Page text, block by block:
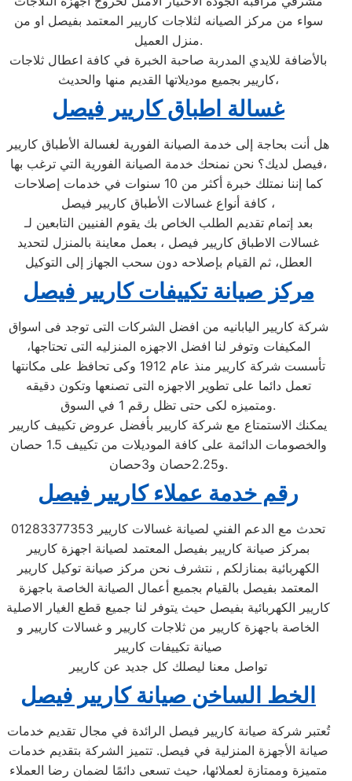
سواء من مركز الصيانه لثلاجات كاريير المعتمد بفيصل او من
منزل العميل.
بالأضافة للايدي المدربة صاحبة الخبرة في كافة اعطال ثلاجات
كاريير بجميع موديلاتها القديم منها والحديث،
غسالة اطباق كاريير فيصل
هل أنت بحاجة إلى خدمة الصيانة الفورية لغسالة الأطباق كاريير
فيصل لديك؟ نحن نمنحك خدمة الصيانة الفورية التي ترغب بها،
كما إننا نمتلك خبرة أكثر من 10 سنوات في خدمات إصلاحات
كافة أنواع غسالات الأطباق كاريير فيصل ،
بعد إتمام تقديم الطلب الخاص بك يقوم الفنيين التابعين لـ
غسالات الاطباق كاريير فيصل ، بعمل معاينة بالمنزل لتحديد
العطل، ثم القيام بإصلاحه دون سحب الجهاز إلى التوكيل
مركز صيانة تكييفات كاريير فيصل
شركة كاريير اليابانيه من افضل الشركات التى توجد فى اسواق
المكيفات وتوفر لنا افضل الاجهزه المنزليه التى تحتاجها،
تأسست شركة كاريير منذ عام 1912 وكى تحافظ على مكانتها
تعمل دائما على تطوير الاجهزه التى تصنعها وتكون دقيقه
ومتميزه لكى حتى تظل رقم 1 في السوق.
يمكنك الاستمتاع مع شركة كاريير بأفضل عروض تكييف كاريير
والخصومات الدائمة على كافة الموديلات من تكييف 1.5 حصان
و2.25حصان و3حصان.
رقم خدمة عملاء كاريير فيصل
تحدث مع الدعم الفني لصيانة غسالات كاريير 01283377353
بمركز صيانة كاريير بفيصل المعتمد لصيانة اجهزة كاريير
الكهربائية بمنازلكم , نتشرف نحن مركز صيانة توكيل كاريير
المعتمد بفيصل بالقيام بجميع أعمال الصيانة الخاصة باجهزة
كاريير الكهربائية بفيصل حيث يتوفر لنا جميع قطع الغيار الاصلية
الخاصة باجهزة كاريير من ثلاجات كاريير و غسالات كاريير و
صيانة تكييفات كاريير
تواصل معنا ليصلك كل جديد عن كاريير
الخط الساخن صيانة كاريير فيصل
تُعتبر شركة صيانة كاريير فيصل الرائدة في مجال تقديم خدمات
صيانة الأجهزة المنزلية في فيصل. تتميز الشركة بتقديم خدمات
متميزة وممتازة لعملائها، حيث تسعى دائمًا لضمان رضا العملاء